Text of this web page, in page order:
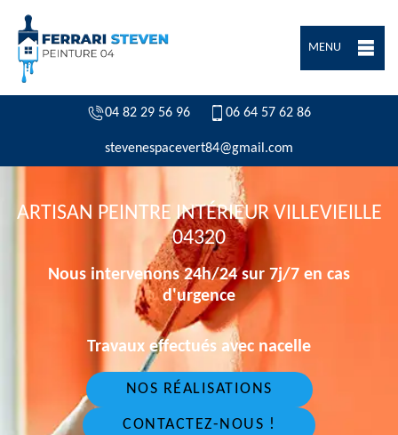
MENU
04 82 29 56 96 06 64 57 62 86
stevenespacevert84@gmail.com
ARTISAN PEINTRE INTÉRIEUR VILLEVIEILLE
04320
Nous intervenons 24h/24 sur 7j/7 en cas
d'urgence
Travaux effectués avec nacelle
NOS RÉALISATIONS
CONTACTEZ-NOUS !